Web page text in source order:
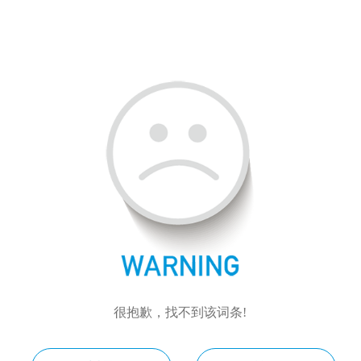
很抱歉，找不到该词条!